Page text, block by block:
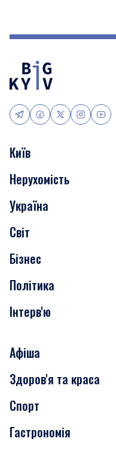
Київ
Події
Скандали
Нерухомість
Транспорт
Нерухомість
Україна
Світ
Бізнес
Політика
Інтерв'ю
Афіша
Сьогодні
Завтра
Субота
Здоров'я та краса
Медицина
Краса
Спорт
Гастрономія